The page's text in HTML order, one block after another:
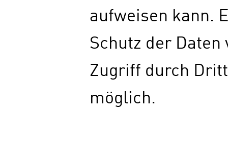
aufweisen kann.
Schutz der Daten
Zugriff durch
möglich.